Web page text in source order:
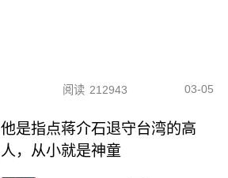
阅读 212943 03-05
他是指点蒋介石退守台湾的高
人，从小就是神童